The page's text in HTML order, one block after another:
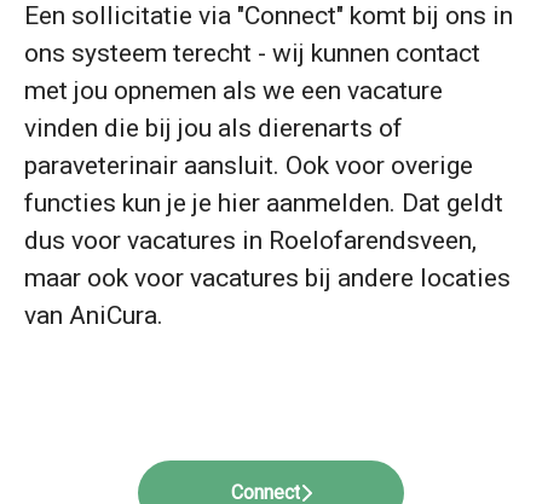
Een sollicitatie via "Connect" komt bij ons in
ons systeem terecht - wij kunnen contact
met jou opnemen als we een vacature
vinden die bij jou als dierenarts of
paraveterinair aansluit. Ook voor overige
functies kun je je hier aanmelden. Dat geldt
dus voor vacatures in Roelofarendsveen,
maar ook voor vacatures bij andere locaties
van AniCura.
Connect